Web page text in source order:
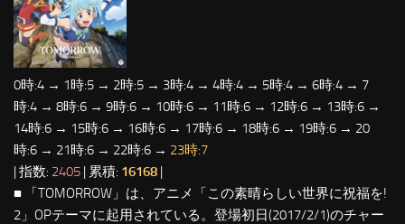
0時:4 → 1時:5 → 2時:5 → 3時:4 → 4時:4 → 5時:4 → 6時:4 → 7
時:4 → 8時:6 → 9時:6 → 10時:6 → 11時:6 → 12時:6 → 13時:6 →
14時:6 → 15時:6 → 16時:6 → 17時:6 → 18時:6 → 19時:6 → 20
時:6 → 21時:6 → 22時:6 → 23時:7
| 指数: 2405 | 累積: 16168 |
■ 「TOMORROW」は、アニメ「この素晴らしい世界に祝福を!
2」OPテーマに起用されている。登場初日(2017/2/1)のチャー